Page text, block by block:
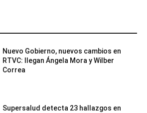
Nuevo Gobierno, nuevos cambios en
RTVC: llegan Ángela Mora y Wilber
Correa
Supersalud detecta 23 hallazgos en